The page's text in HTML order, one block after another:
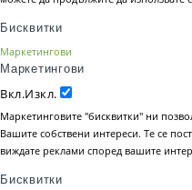
Бисквитки
Маркетингови
Маркетингови
Вкл.Изкл.
Маркетинговите "бисквитки" ни
Вашите собствени интереси. Те се
виждате реклами според вашите
Бисквитки